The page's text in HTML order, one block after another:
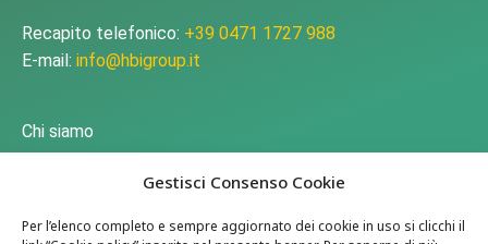
Gestisci Consenso Cookie
Per l’elenco completo e sempre aggiornato dei cookie in uso si clicchi il
Recapito telefonico: +39 0471 1727 988
E-mail:info@hbigroup.it
Chi siamo
Ricerca & Sviluppo